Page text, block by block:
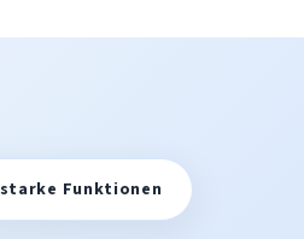
Funktionen